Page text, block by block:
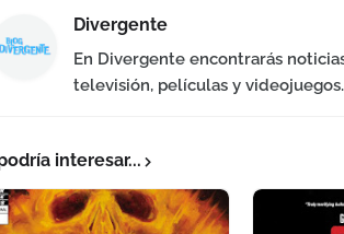
Divergente
En Divergente encontrarás
televisión, películas y videojuegos.
interesar...